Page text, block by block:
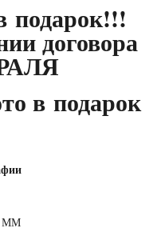
подарок!!!
договора
в подарок
ММ